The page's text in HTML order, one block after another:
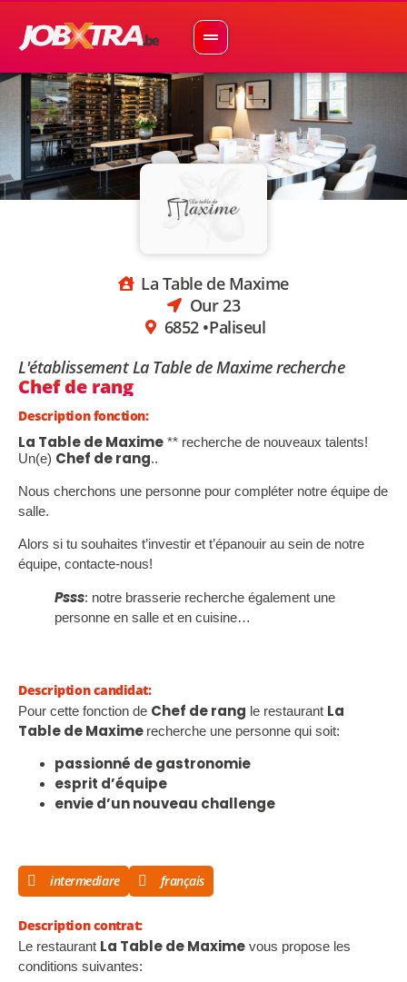
La Table de Maxime
Our 23
6852 •Paliseul
L'établissement La Table de Maxime recherche
Chef de rang
Description fonction:
La Table de Maxime ** recherche de nouveaux talents!
Un(e) Chef de rang..
Nous cherchons une personne pour compléter notre équipe de
salle.
Alors si tu souhaites t’investir et t’épanouir au sein de notre
équipe, contacte-nous!
Psss: notre brasserie recherche également une
personne en salle et en cuisine…
Description candidat:
Pour cette fonction de Chef de rang le restaurant La
Table de Maxime recherche une personne qui soit:
passionné de gastronomie
esprit d’équipe
envie d’un nouveau challenge
intermediare français
Description contrat:
Le restaurant La Table de Maxime vous propose les
conditions suivantes: